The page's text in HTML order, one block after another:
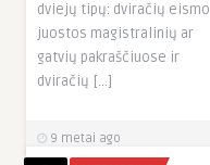
dviejų tipų: dviračių eismo
juostos magistralinių ar
gatvių pakraščiuose ir
dviračių […]
9 metai ago